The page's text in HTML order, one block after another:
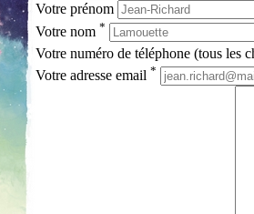
Votre prénom
Votre nom *
Votre numéro de téléphone (tous les
Votre adresse email *